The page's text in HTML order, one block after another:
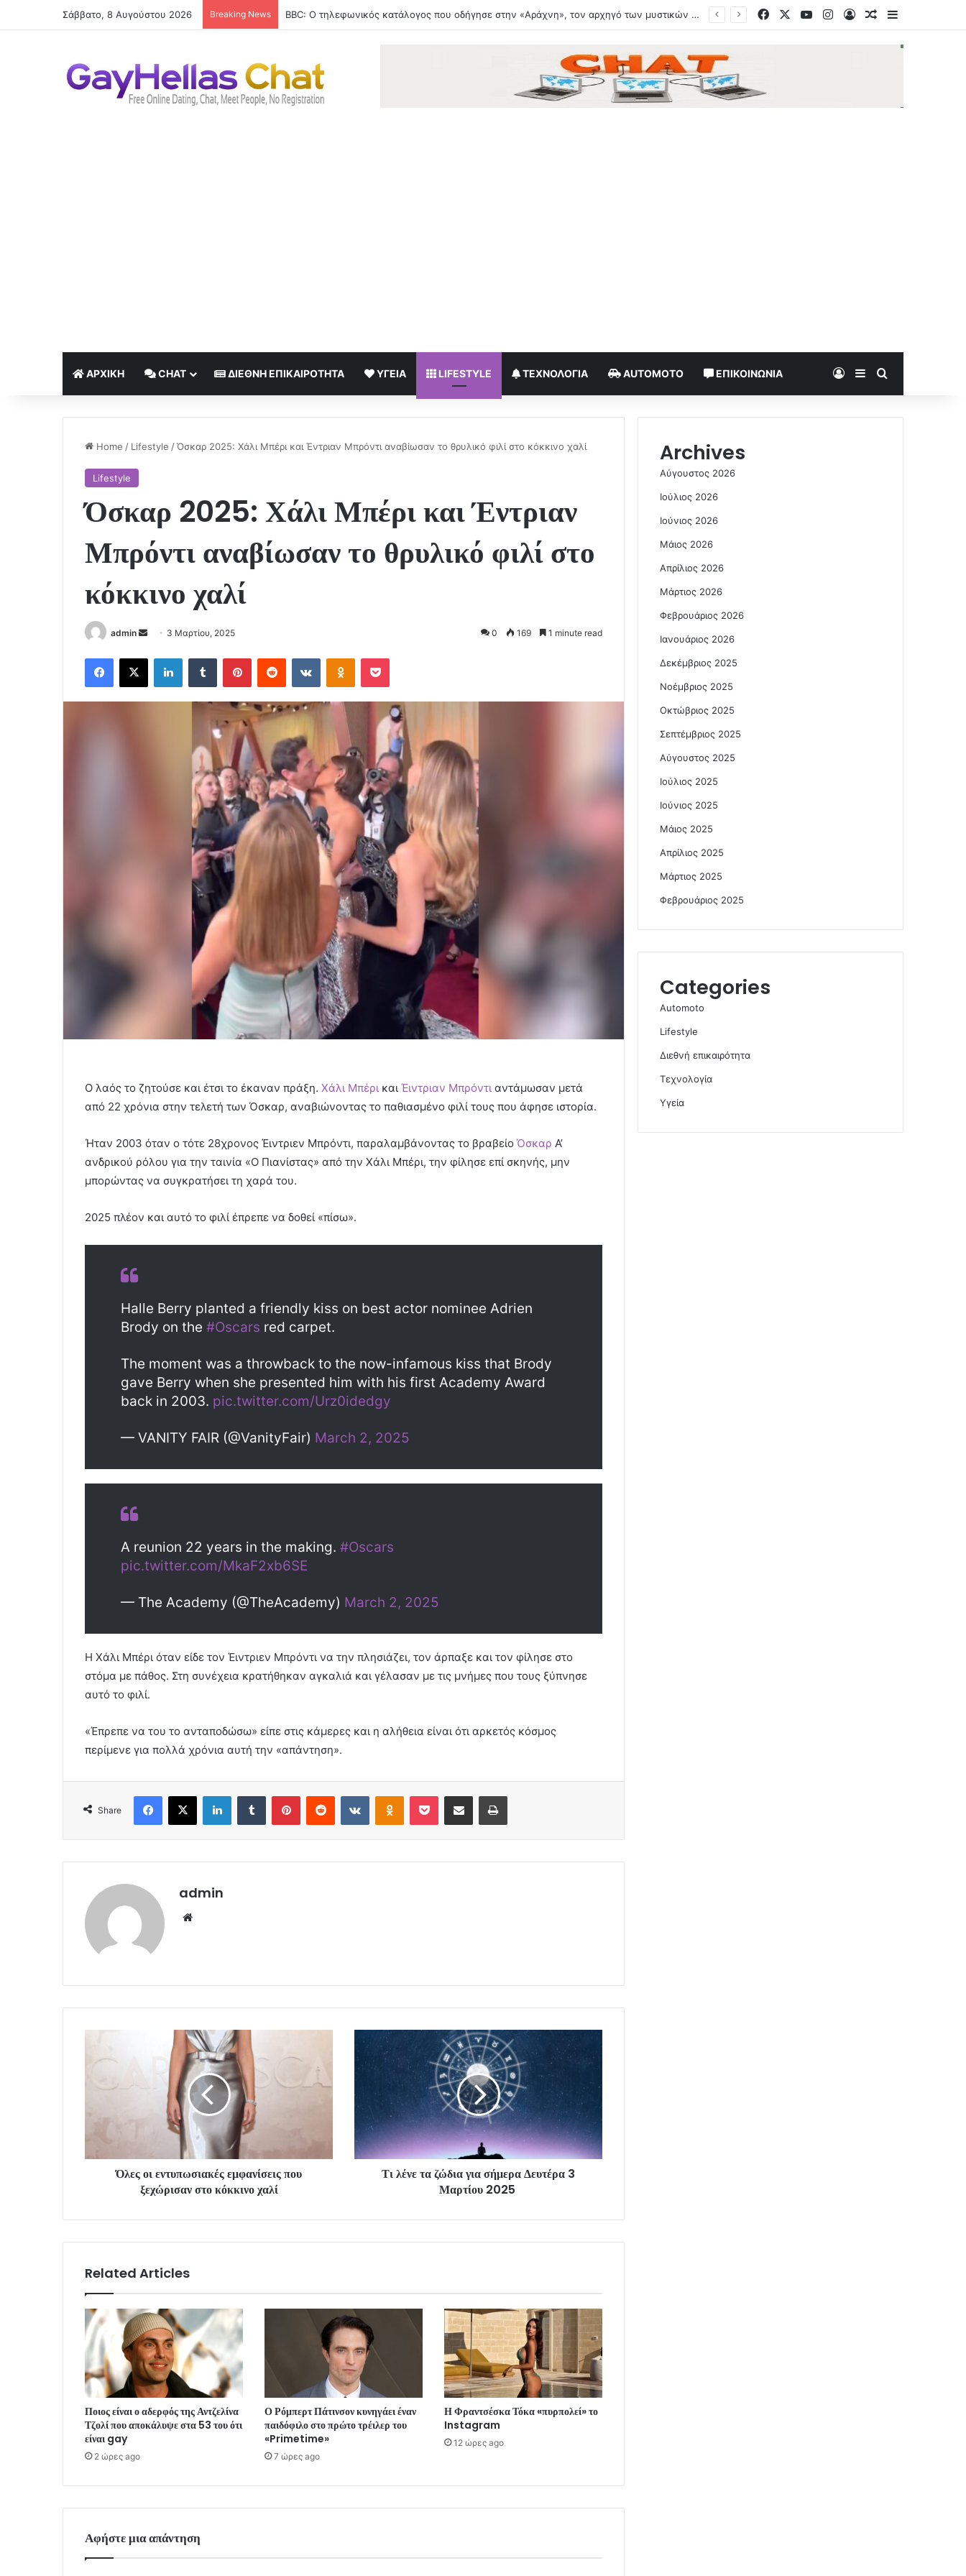
Σάββατο, 8 Αυγούστου 2026 Breaking News Ποιος είναι ο αδερφός της Αντζελίνα Τζολί που αποκάλυψε στα 53 του ότι είναι gay FacebookYouTubeInstagram
Log InRandom Article
Sidebar
ΑΡΧΙΚΉ CHAT ΔΙΕΘΝΉ ΕΠΙΚΑΙΡΌΤΗΤΑ ΥΓΕΊΑ LIFESTYLE ΤΕΧΝΟΛΟΓΊΑ AUTOMOTO ΕΠΙΚΟΙΝΩΝΊΑ Log InSidebar
Home / Lifestyle /Όσκαρ 2025: Χάλι Μπέρι και Έντριαν Μπρόντι αναβίωσαν το θρυλικό φιλί στο κόκκινο χαλί
Lifestyle
Όσκαρ 2025: Χάλι Μπέρι και Έντριαν
Μπρόντι αναβίωσαν το θρυλικό φιλί στο
κόκκινο χαλί
admin
Send
email
3 Μαρτίου, 2025 0 169 1 minute read
Facebook
X LinkedInTumblr PinterestReddit VKontakteOdnoklassniki
Pocket
Ο λαός το ζητούσε και έτσι το έκαναν πράξη. Χάλι Μπέρι και Έιντριαν Μπρόντι αντάμωσαν μετά
από 22 χρόνια στην τελετή των Όσκαρ, αναβιώνοντας το παθιασμένο φιλί τους που άφησε ιστορία.
Ήταν 2003 όταν ο τότε 28χρονος Έιντριεν Μπρόντι, παραλαμβάνοντας το βραβείο Όσκαρ Α’
ανδρικού ρόλου για την ταινία «Ο Πιανίστας» από την Χάλι Μπέρι, την φίλησε επί σκηνής, μην
μπορώντας να συγκρατήσει τη χαρά του.
2025 πλέον και αυτό το φιλί έπρεπε να δοθεί «πίσω».
Halle Berry planted a friendly kiss on best actor nominee Adrien
Brody on the #Oscars red carpet.
The moment was a throwback to the now-infamous kiss that Brody
gave Berry when she presented him with his first Academy Award
back in 2003. pic.twitter.com/Urz0idedgy
— VANITY FAIR (@VanityFair) March 2, 2025
A reunion 22 years in the making. #Oscars
pic.twitter.com/MkaF2xb6SE
— The Academy (@TheAcademy) March 2, 2025
Η Χάλι Μπέρι όταν είδε τον Έιντριεν Μπρόντι να την πλησιάζει, τον άρπαξε και τον φίλησε στο
στόμα με πάθος. Στη συνέχεια κρατήθηκαν αγκαλιά και γέλασαν με τις μνήμες που τους ξύπνησε
αυτό το φιλί.
«Έπρεπε να του το ανταποδώσω» είπε στις κάμερες και η αλήθεια είναι ότι αρκετός κόσμος
περίμενε για πολλά χρόνια αυτή την «απάντηση».
Share
Facebook
X LinkedInTumblr PinterestReddit VKontakteOdnoklassniki
Pocket Share via Email Print
admin
Όλες οι εντυπωσιακές εμφανίσεις που
ξεχώρισαν στο κόκκινο χαλί
Τι λένε τα ζώδια για σήμερα Δευτέρα 3
Μαρτίου 2025
Related Articles
Ποιος είναι ο αδερφός της Αντζελίνα
Τζολί που αποκάλυψε στα 53 του ότι
είναι gay
2 ώρες ago
Ο Ρόμπερτ Πάτινσον κυνηγάει έναν
παιδόφιλο στο πρώτο τρέιλερ του
«Primetime»
7 ώρες ago
Η Φραντσέσκα Τόκα «πυρπολεί» το
Instagram
12 ώρες ago
Αφήστε μια απάντηση
Archives
Αύγουστος 2026
Ιούλιος 2026
Ιούνιος 2026
Μάιος 2026
Απρίλιος 2026
Μάρτιος 2026
Φεβρουάριος 2026
Ιανουάριος 2026
Δεκέμβριος 2025
Νοέμβριος 2025
Οκτώβριος 2025
Σεπτέμβριος 2025
Αύγουστος 2025
Ιούλιος 2025
Ιούνιος 2025
Μάιος 2025
Απρίλιος 2025
Μάρτιος 2025
Φεβρουάριος 2025
Categories
Automoto
Lifestyle
Διεθνή επικαιρότητα
Τεχνολογία
Υγεία